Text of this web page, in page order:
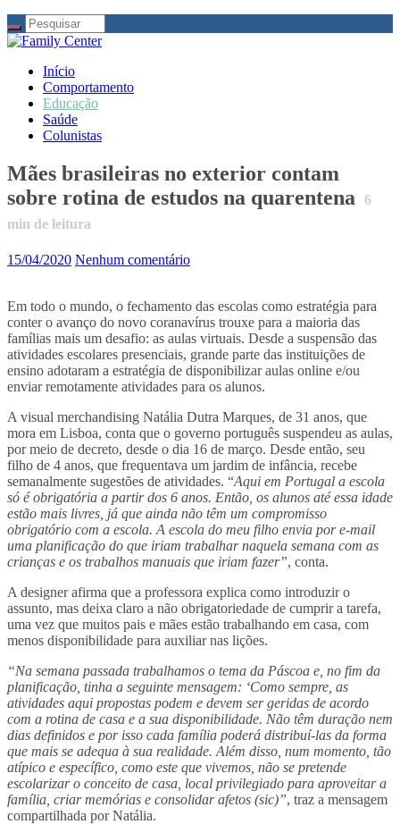
Início
Comportamento
Educação
Saúde
Colunistas
Mães brasileiras no exterior contam
sobre rotina de estudos na quarentena
6
min de leitura
15/04/2020 Nenhum comentário
Em todo o mundo, o fechamento das escolas como estratégia para
conter o avanço do novo coranavírus trouxe para a maioria das
famílias mais um desafio: as aulas virtuais. Desde a suspensão das
atividades escolares presenciais, grande parte das instituições de
ensino adotaram a estratégia de disponibilizar aulas online e/ou
enviar remotamente atividades para os alunos.
A visual merchandising Natália Dutra Marques, de 31 anos, que
mora em Lisboa, conta que o governo português suspendeu as aulas,
por meio de decreto, desde o dia 16 de março. Desde então, seu
filho de 4 anos, que frequentava um jardim de infância, recebe
semanalmente sugestões de atividades. “Aqui em Portugal a escola
só é obrigatória a partir dos 6 anos. Então, os alunos até essa idade
estão mais livres, já que ainda não têm um compromisso
obrigatório com a escola. A escola do meu filho envia por e-mail
uma planificação do que iriam trabalhar naquela semana com as
crianças e os trabalhos manuais que iriam fazer”, conta.
A designer afirma que a professora explica como introduzir o
assunto, mas deixa claro a não obrigatoriedade de cumprir a tarefa,
uma vez que muitos pais e mães estão trabalhando em casa, com
menos disponibilidade para auxiliar nas lições.
“Na semana passada trabalhamos o tema da Páscoa e, no fim da
planificação, tinha a seguinte mensagem: ‘Como sempre, as
atividades aqui propostas podem e devem ser geridas de acordo
com a rotina de casa e a sua disponibilidade. Não têm duração nem
dias definidos e por isso cada família poderá distribuí-las da forma
que mais se adequa à sua realidade. Além disso, num momento, tão
atípico e específico, como este que vivemos, não se pretende
escolarizar o conceito de casa, local privilegiado para aproveitar a
família, criar memórias e consolidar afetos (sic)”, traz a mensagem
compartilhada por Natália.